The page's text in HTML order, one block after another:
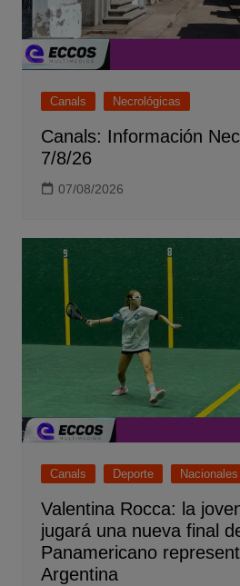
Canals Necrológicas
Canals: Información
7/8/26
07/08/2026
Canals Deporte Nacionales
Valentina Rocca: la
jugará una nueva final
Panamericano
Argentina